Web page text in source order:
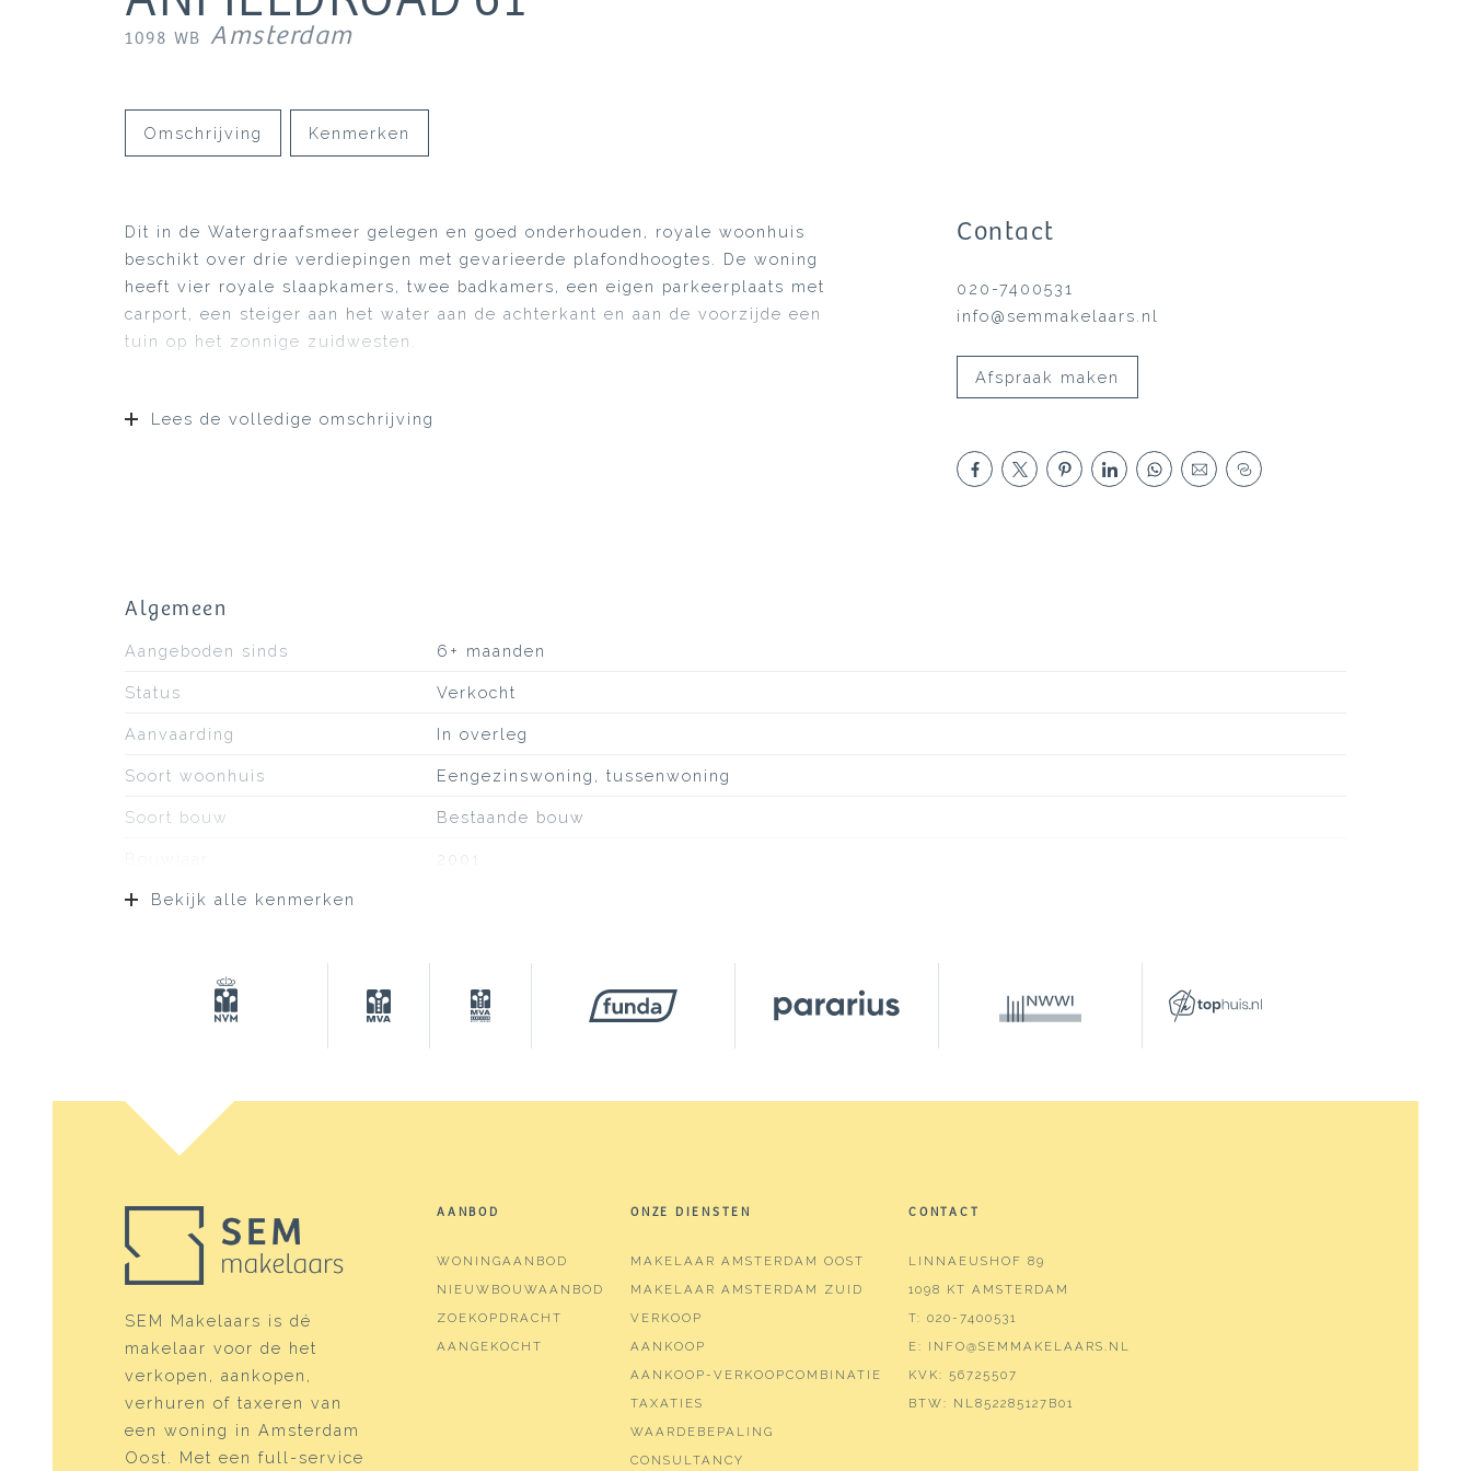
1098 WB Amsterdam
Omschrijving Kenmerken
Dit in de Watergraafsmeer gelegen en goed onderhouden, royale woonhuis
beschikt over drie verdiepingen met gevarieerde plafondhoogtes. De woning
heeft vier royale slaapkamers, twee badkamers, een eigen parkeerplaats met
carport, een steiger aan het water aan de achterkant en aan de voorzijde een
tuin op het zonnige zuidwesten.
Lees de volledige omschrijving
Contact
020-7400531
info@semmakelaars.nl
Afspraak maken
Algemeen
Aangeboden sinds 6+ maanden
Status Verkocht
Aanvaarding In overleg
Soort woonhuis Eengezinswoning, tussenwoning
Soort bouw Bestaande bouw
2001
Soort dak
Oppervlakten en inhoud
Externe bergruimte
Inhoud 550 m³
Indeling
Aantal kamers 5 kamers (4 slaapkamers)
Aantal badkamers 2 badkamers
Badkamervoorzieningen Douche, ligbad, toilet, wastafel
Aantal woonlagen
Bekijk alle kenmerken
SEM Makelaars is dé
makelaar voor de het
verkopen, aankopen,
verhuren of taxeren van
een woning in Amsterdam
Oost. Met een full-service
AANBOD
WONINGAANBOD
NIEUWBOUWAANBOD
ZOEKOPDRACHT
AANGEKOCHT
ONZE DIENSTEN
MAKELAAR AMSTERDAM OOST
MAKELAAR AMSTERDAM ZUID
VERKOOP
AANKOOP
AANKOOP-VERKOOPCOMBINATIE
TAXATIES
WAARDEBEPALING
CONSULTANCY
CONTACT
LINNAEUSHOF 89
1098 KT AMSTERDAM
T: 020-7400531
E: INFO@SEMMAKELAARS.NL
KVK: 56725507
BTW: NL852285127B01